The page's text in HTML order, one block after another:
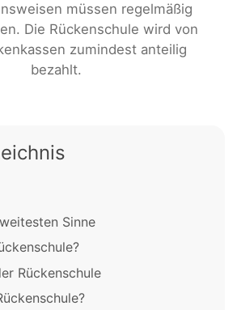
müssen regelmäßig
Die Rückenschule wird von
zumindest anteilig
bezahlt.
Sinne
Rückenschule